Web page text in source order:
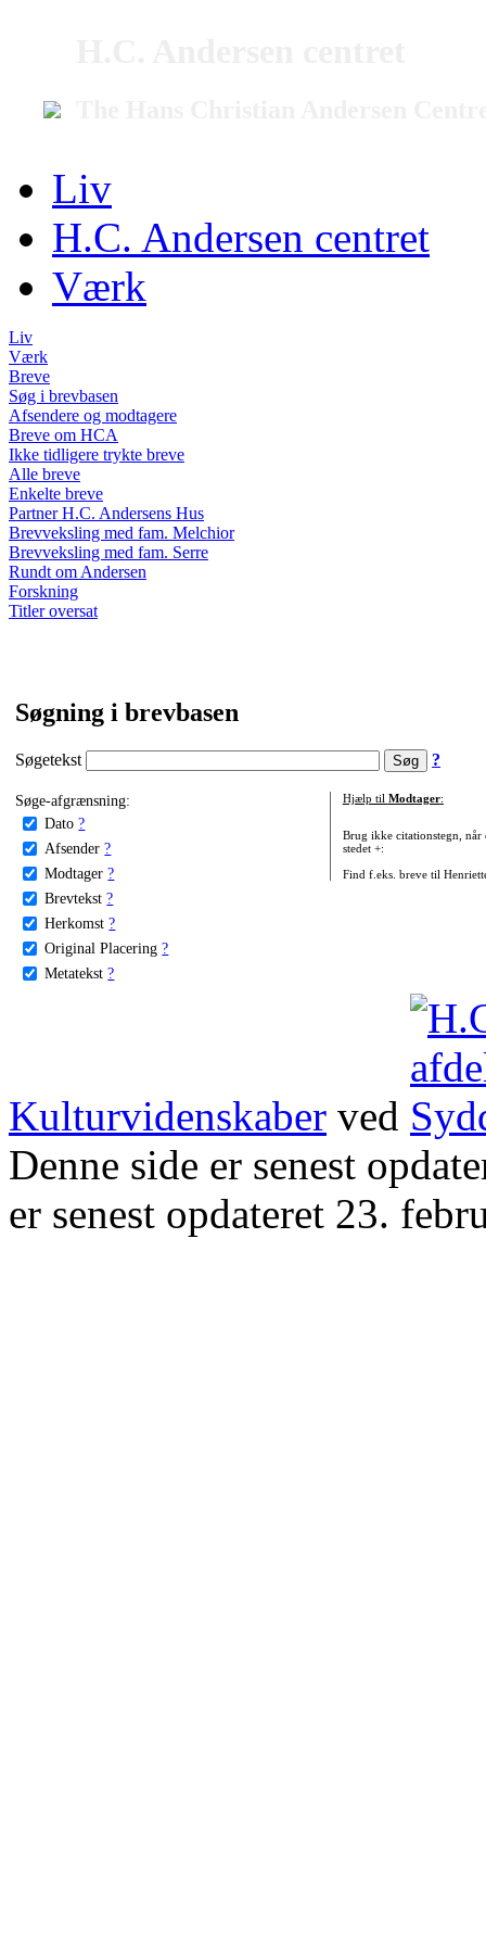
Liv
H.C. Andersen centret
Værk
Liv
Værk
Breve
Søg i brevbasen
Afsendere og modtagere
Breve om HCA
Ikke tidligere trykte breve
Alle breve
Enkelte breve
Partner H.C. Andersens Hus
Brevveksling med fam. Melchior
Brevveksling med fam. Serre
Rundt om Andersen
Forskning
Titler oversat
Søgning i brevbasen
Søgetekst ?
Søge-afgrænsning:
Dato ?
Afsender ?
Modtager ?
Brevtekst ?
Herkomst ?
Original Placering ?
Metatekst ?
Hjælp til Modtager:
Brug ikke citationstegn, når
stedet +:
Find f.eks. breve til
Kulturvidenskaber ved
Denne side er senest
er senest opdateret 23.